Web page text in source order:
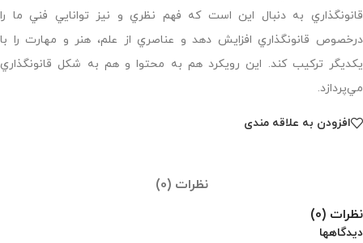
قانونگذاري به دنبال اين است كه فهم نظري و نيز توانايي فني ما را
درخصوص قانونگذاري افزايش دهد و عناصري از علم، هنر و مهارت را با
يكديگر تركيب كند. اين رويكرد هم به محتوا و هم به شكل قانونگذاري
مي‌پردازد.
افزودن به علاقه مندی
نظرات (0)
نظرات (0)
دیدگاهها